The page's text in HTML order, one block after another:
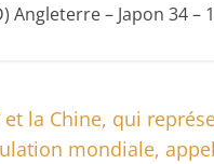
Angleterre – Japon 34 –
et la Chine, qui
mondiale,